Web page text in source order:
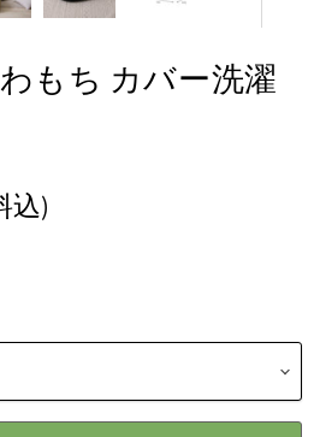
もち カバー洗濯
込)